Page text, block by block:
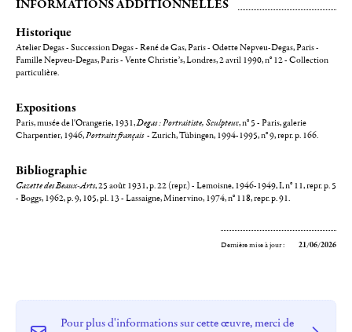
INFORMATIONS ADDITIONNELLES
Historique
Atelier Degas - Succession Degas - René de Gas, Paris - Odette Nepveu-Degas, Paris -
Famille Nepveu-Degas, Paris - Vente Christie’s, Londres, 2 avril 1990, n° 12 - Collection
particulière.
Expositions
Paris, musée de l'Orangerie, 1931,Degas : Portraitiste, Sculpteur, n° 5 - Paris, galerie
Charpentier, 1946,Portraits français - Zurich, Tübingen, 1994-1995, n° 9, repr. p. 166.
Bibliographie
Gazette des Beaux-Arts, 25 août 1931, p. 22 (repr.) - Lemoisne, 1946-1949, I, n° 11, repr. p. 5
- Boggs, 1962, p. 9, 105, pl. 13 - Lassaigne, Minervino, 1974, n° 118, repr. p. 91.
Dernière mise à jour : 21/06/2026
Pour plus d'informations sur cette œuvre, merci de